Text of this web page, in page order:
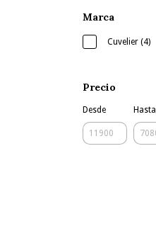
Marca
Cuvelier (4)
Precio
Desde Hasta